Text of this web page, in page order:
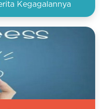
Kegagalannya